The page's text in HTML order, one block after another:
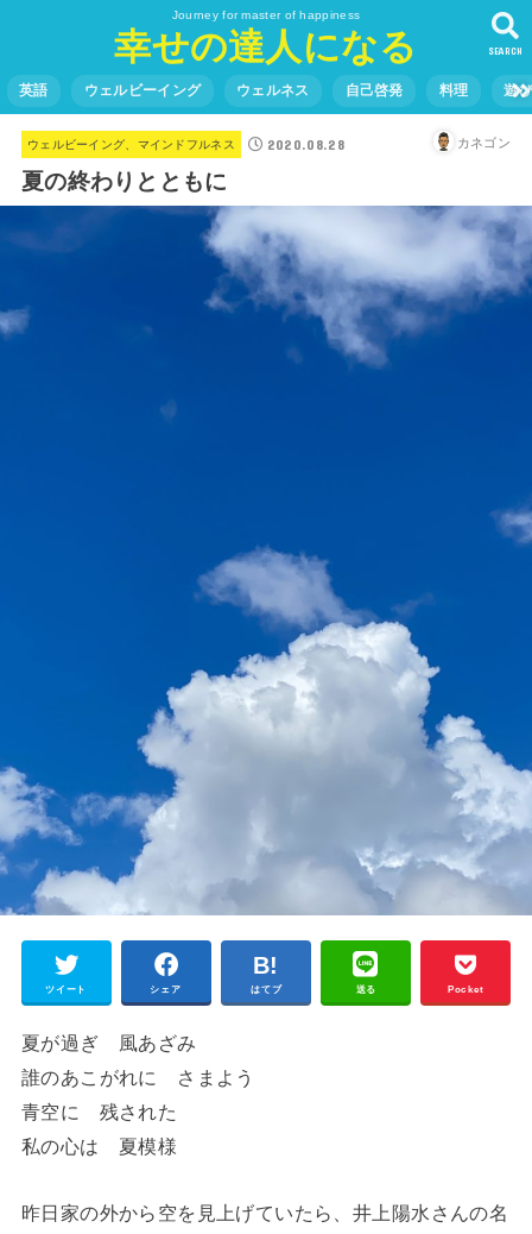
Journey for master of happiness
幸せの達人になる SEARCH
英語 ウェルビーイング ウェルネス 自己啓発 料理 遊
ウェルビーイング、マインドフルネス 2020.08.28 カネゴン
夏の終わりとともに
ツイート シェア はてブ 送る Pocket
夏が過ぎ 風あざみ
誰のあこがれに さまよう
青空に 残された
私の心は 夏模様
昨日家の外から空を見上げていたら、井上陽水さんの名